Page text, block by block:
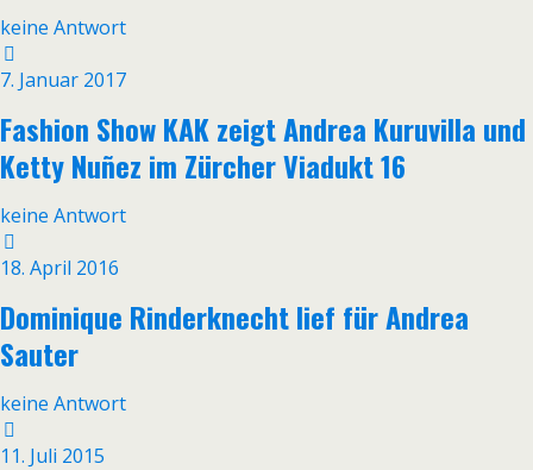
keine Antwort
7. Januar 2017
Fashion Show KAK zeigt Andrea Kuruvilla und
Ketty Nuñez im Zürcher Viadukt 16
keine Antwort
18. April 2016
Dominique Rinderknecht lief für Andrea
Sauter
keine Antwort
11. Juli 2015